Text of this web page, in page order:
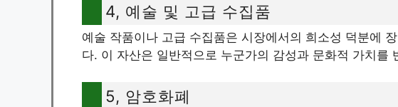
4, 예술 및 고급 수집품
예술 작품이나 고급 수집품은 시장에서의 희소성 덕분에
다. 이 자산은 일반적으로 누군가의 감성과 문화적 가치를
5, 암호화폐